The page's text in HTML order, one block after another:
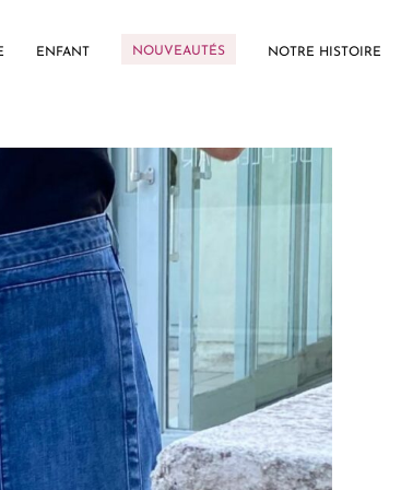
ENFANT NOUVEAUTÉS NOTRE HISTOIRE